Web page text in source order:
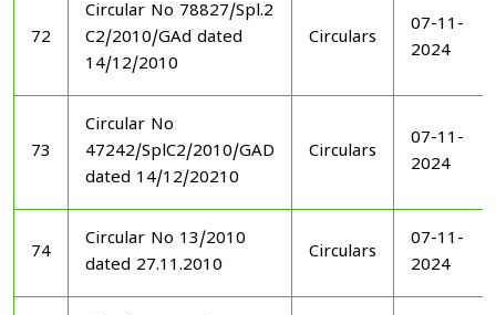
72
Circular No 78827/Spl.2
C2/2010/GAd dated
14/12/2010
Circulars
07-11-
2024
73
Circular No
47242/SplC2/2010/GAD
dated 14/12/20210
Circulars
07-11-
2024
74
Circular No 13/2010
dated 27.11.2010
Circulars
07-11-
2024